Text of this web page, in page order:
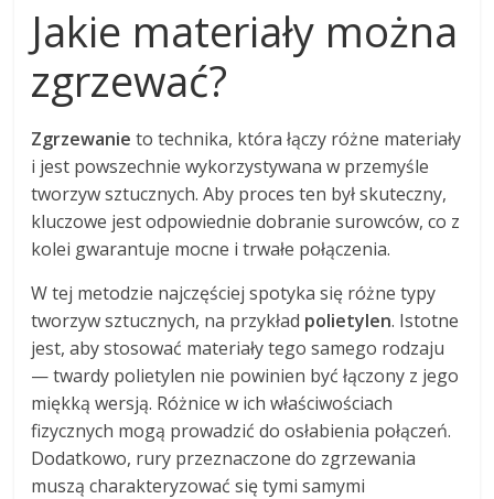
Jakie materiały można
zgrzewać?
Zgrzewanie to technika, która łączy różne materiały
i jest powszechnie wykorzystywana w przemyśle
tworzyw sztucznych. Aby proces ten był skuteczny,
kluczowe jest odpowiednie dobranie surowców, co z
kolei gwarantuje mocne i trwałe połączenia.
W tej metodzie najczęściej spotyka się różne typy
tworzyw sztucznych, na przykład polietylen. Istotne
jest, aby stosować materiały tego samego rodzaju
— twardy polietylen nie powinien być łączony z jego
miękką wersją. Różnice w ich właściwościach
fizycznych mogą prowadzić do osłabienia połączeń.
Dodatkowo, rury przeznaczone do zgrzewania
muszą charakteryzować się tymi samymi